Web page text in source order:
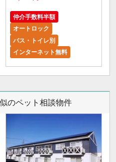
仲介手数料半額
オートロック
バス・トイレ別
インターネット無料
のペット相談物件